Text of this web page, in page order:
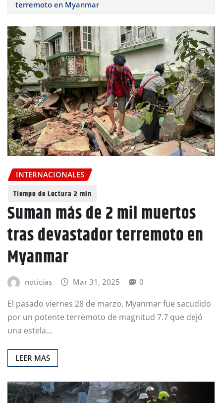
terremoto en Myanmar
INTERNACIONALES
Suman más de 2 mil muertos
tras devastador terremoto en
Myanmar
noticias Mar 31, 2025 0
El pasado viernes 28 de marzo, Myanmar fue sacudido
por un potente terremoto de magnitud 7.7 que dejó
una estela…
LEER MAS